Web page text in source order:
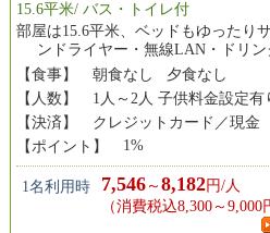
15.6平米/ バス・トイレ付
部屋は15.6平米、ベッドもゆったり
ンドライヤー・無線LAN・ドリン
【食事】
朝食なし 夕食なし
【人数】
1人～2人 子供料金設定有
【決済】
クレジットカード／現金
【ポイント】
1%
1名利用時 7,546～8,182円/人
（消費税込8,300～9,000